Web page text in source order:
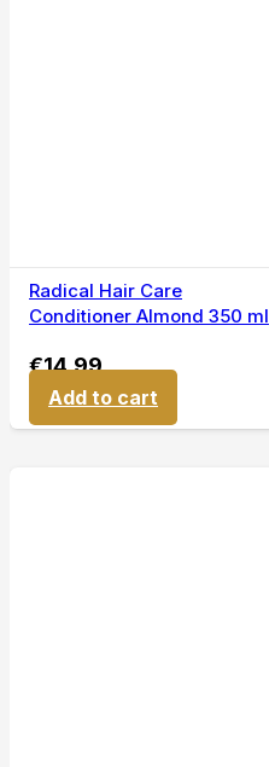
Radical Hair Care
Conditioner Almond 350 ml
€14,99
Add to cart